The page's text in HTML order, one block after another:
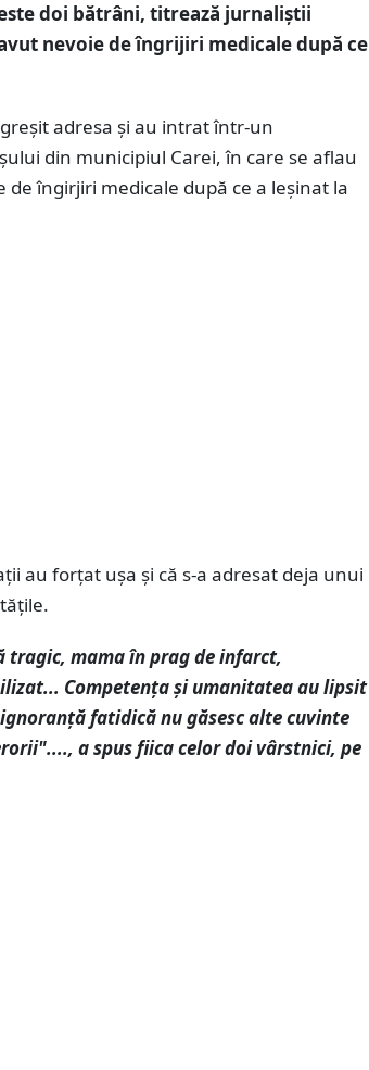
doi bătrâni, titrează jurnaliștii
nevoie de îngrijiri medicale după ce
adresa și au intrat într-un
din municipiul Carei, în care se aflau
îngirjiri medicale după ce a leșinat la
au forțat ușa și că s-a adresat deja unui
tragic, mama în prag de infarct,
Competența și umanitatea au lipsit
fatidică nu găsesc alte cuvinte
a spus fiica celor doi vârstnici, pe